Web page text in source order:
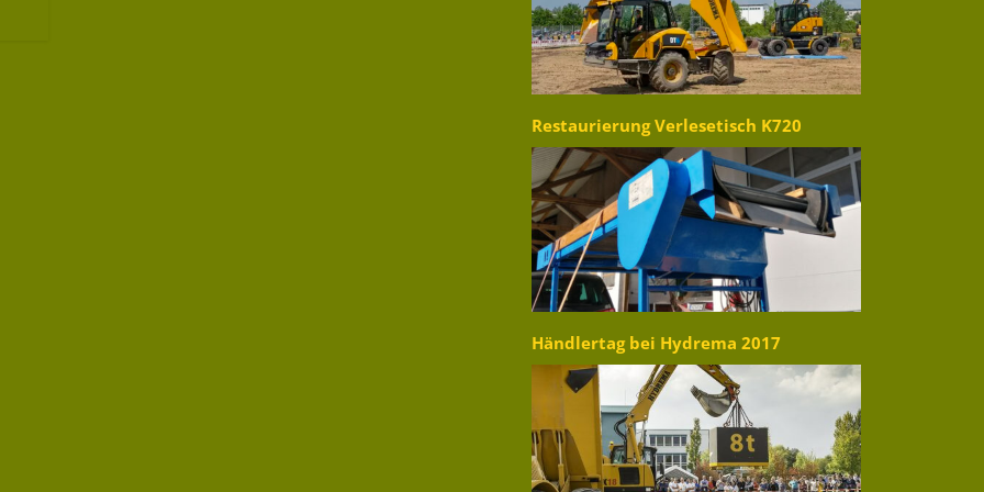
Restaurierung Verlesetisch K720
Händlertag bei Hydrema 2017